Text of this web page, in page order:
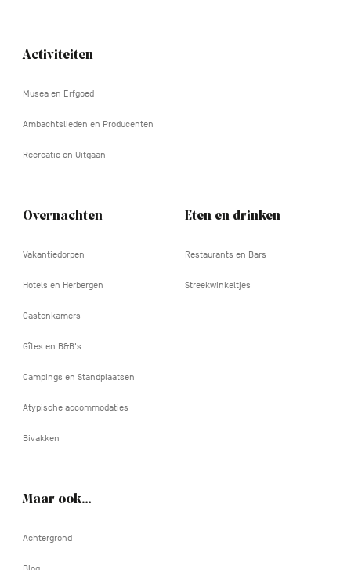
Navigation
Activiteiten
Musea en Erfgoed
Ambachtslieden en Producenten
Recreatie en Uitgaan
Overnachten
Vakantiedorpen
Hotels en Herbergen
Gastenkamers
Gîtes en B&B's
Campings en Standplaatsen
Atypische accommodaties
Bivakken
Eten en drinken
Restaurants en Bars
Streekwinkeltjes
Maar ook…
Achtergrond